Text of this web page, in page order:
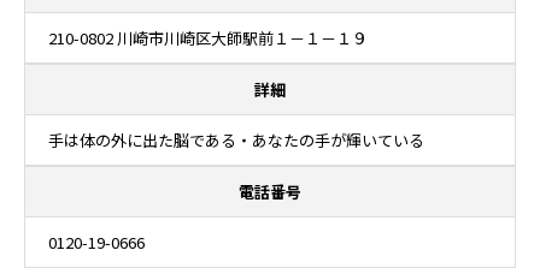
210-0802 川崎市川崎区大師駅前１－１－１９
詳細
手は体の外に出た脳である・あなたの手が輝いている
電話番号
0120-19-0666